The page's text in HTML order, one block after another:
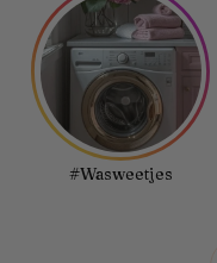
#Wasweetjes